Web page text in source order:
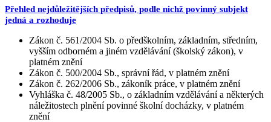
Přehled nejdůležitějších předpisů, podle nichž povinný subjekt
jedná a rozhoduje
Zákon č. 561/2004 Sb. o předškolním, základním, středním,
vyšším odborném a jiném vzdělávání (školský zákon), v
platném znění
Zákon č. 500/2004 Sb., správní řád, v platném znění
Zákon č. 262/2006 Sb., zákoník práce, v platném znění
Vyhláška č. 48/2005 Sb., o základním vzdělávání a některých
náležitostech plnění povinné školní docházky, v platném
znění